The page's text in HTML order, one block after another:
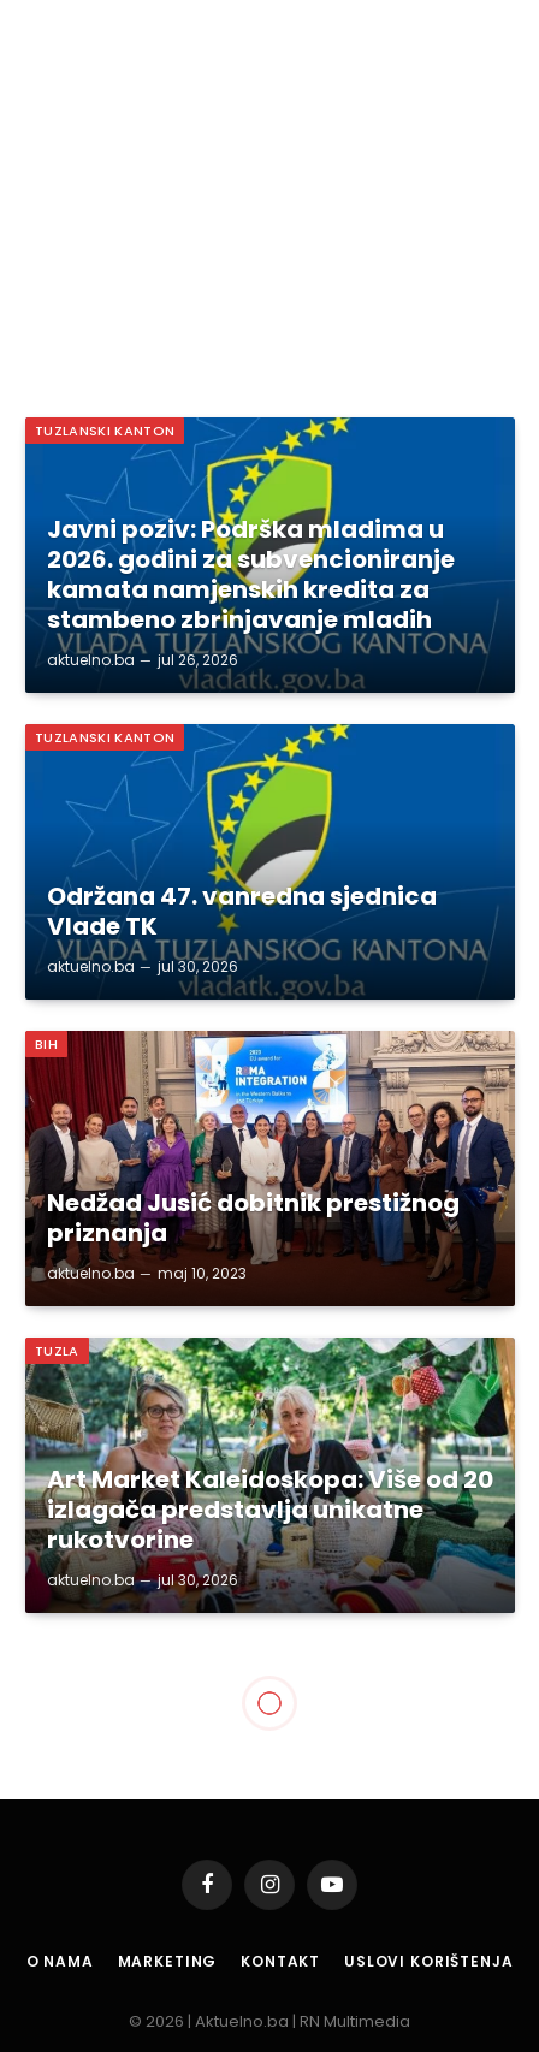
TUZLANSKI KANTON
Javni poziv: Podrška mladima u
2026. godini za subvencioniranje
kamata namjenskih kredita za
stambeno zbrinjavanje mladih
aktuelno.ba jul 26, 2026
TUZLANSKI KANTON
Održana 47. vanredna sjednica
Vlade TK
aktuelno.ba jul 30, 2026
BIH
Nedžad Jusić dobitnik prestižnog
priznanja
aktuelno.ba maj 10, 2023
TUZLA
Art Market Kaleidoskopa: Više od 20
izlagača predstavlja unikatne
rukotvorine
aktuelno.ba jul 30, 2026
Premijer Nikšić i ministar
Lakić razgovarali s
gradonačelnikom
projektima za Tuzlu
aktuelno.ba feb 15, 2024 2 Mins Read